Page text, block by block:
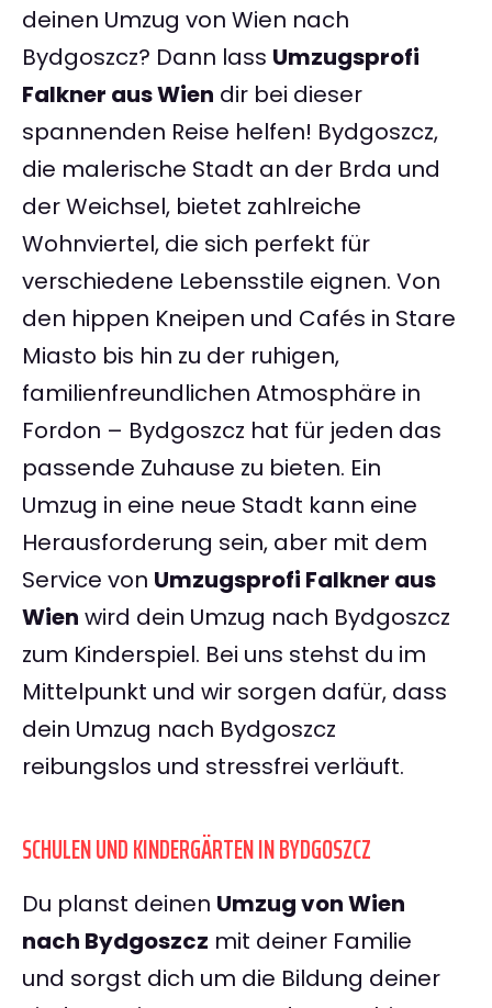
deinen Umzug von Wien nach
Bydgoszcz? Dann lass Umzugsprofi
Falkner aus Wien dir bei dieser
spannenden Reise helfen! Bydgoszcz,
die malerische Stadt an der Brda und
der Weichsel, bietet zahlreiche
Wohnviertel, die sich perfekt für
verschiedene Lebensstile eignen. Von
den hippen Kneipen und Cafés in Stare
Miasto bis hin zu der ruhigen,
familienfreundlichen Atmosphäre in
Fordon – Bydgoszcz hat für jeden das
passende Zuhause zu bieten. Ein
Umzug in eine neue Stadt kann eine
Herausforderung sein, aber mit dem
Service von Umzugsprofi Falkner aus
Wien wird dein Umzug nach Bydgoszcz
zum Kinderspiel. Bei uns stehst du im
Mittelpunkt und wir sorgen dafür, dass
dein Umzug nach Bydgoszcz
reibungslos und stressfrei verläuft.
SCHULEN UND KINDERGÄRTEN IN BYDGOSZCZ
Du planst deinen Umzug von Wien
nach Bydgoszcz mit deiner Familie
und sorgst dich um die Bildung deiner